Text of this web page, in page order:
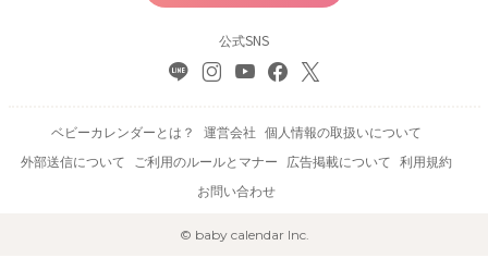
公式SNS
ベビーカレンダーとは？ 運営会社 個人情報の取扱いについて
外部送信について
ご利用のルールとマナー 広告掲載について 利用規約
お問い合わせ
© baby calendar Inc.